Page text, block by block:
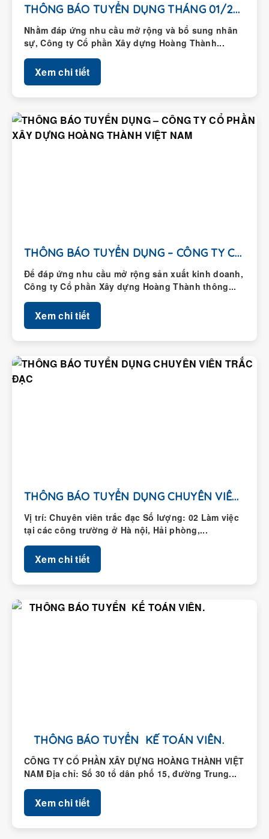
THÔNG BÁO TUYỂN DỤNG THÁNG 01/2026
Nhằm đáp ứng nhu cầu mở rộng và bổ sung nhân
sự, Công ty Cổ phần Xây dựng Hoàng Thành...
Xem chi tiết
THÔNG BÁO TUYỂN DỤNG – CÔNG TY CỔ...
Để đáp ứng nhu cầu mở rộng sản xuất kinh doanh,
Công ty Cổ phần Xây dựng Hoàng Thành thông...
Xem chi tiết
THÔNG BÁO TUYỂN DỤNG CHUYÊN VIÊN TRẮC ĐẠC
Vị trí: Chuyên viên trắc đạc Số lượng: 02 Làm việc
tại các công trường ở Hà nội, Hải phòng,...
Xem chi tiết
THÔNG BÁO TUYỂN KẾ TOÁN VIÊN.
CÔNG TY CỔ PHẦN XÂY DỰNG HOÀNG THÀNH VIỆT
NAM Địa chỉ: Số 30 tổ dân phố 15, đường Trung...
Xem chi tiết